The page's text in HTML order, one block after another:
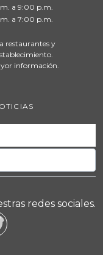
a 9:00 p.m.
a 7:00 p.m.
restaurantes y
información.
redes sociales.